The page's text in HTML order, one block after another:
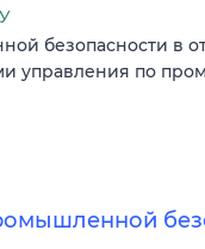
безопасности в
управления по